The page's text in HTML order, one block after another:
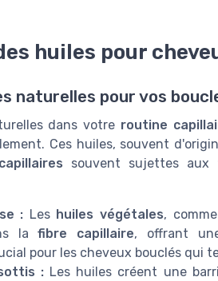
huiles pour
naturelles pour vos
dans votre routine
Ces huiles, souvent
souvent sujettes aux
: Les huiles végétales,
lafibre capillaire, offrant
pour les cheveux bouclés qui
: Les huiles créent une